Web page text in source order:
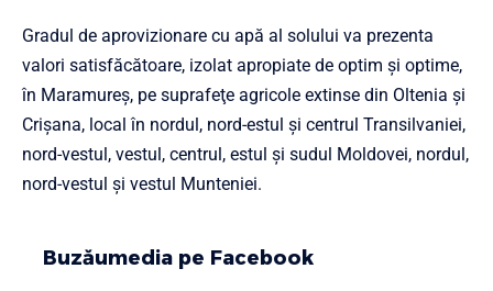
Gradul de aprovizionare cu apă al solului va prezenta
valori satisfăcătoare, izolat apropiate de optim şi optime,
în Maramureş, pe suprafeţe agricole extinse din Oltenia şi
Crişana, local în nordul, nord-estul şi centrul Transilvaniei,
nord-vestul, vestul, centrul, estul şi sudul Moldovei, nordul,
nord-vestul şi vestul Munteniei.
Buzăumedia pe Facebook